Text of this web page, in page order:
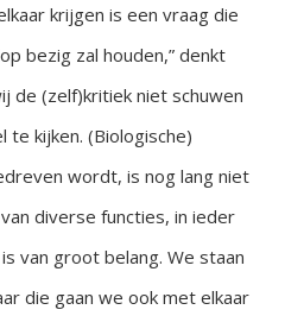
krijgen is een vraag die
bezig zal houden,” denkt
de (zelf)kritiek niet schuwen
te kijken. (Biologische)
wordt, is nog lang niet
diverse functies, in ieder
van groot belang. We staan
die gaan we ook met elkaar